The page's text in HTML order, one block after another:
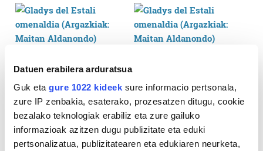
Datuen erabilera arduratsua
Guk eta gure 1022 kideek sure informacio pertsonala,
zure IP zenbakia, esaterako, prozesatzen ditugu, cookie
bezalako teknologiak erabiliz eta zure gailuko
informazioak azitzen dugu publizitate eta eduki
pertsonalizatua, publizitatearen eta edukiaren neurketa,